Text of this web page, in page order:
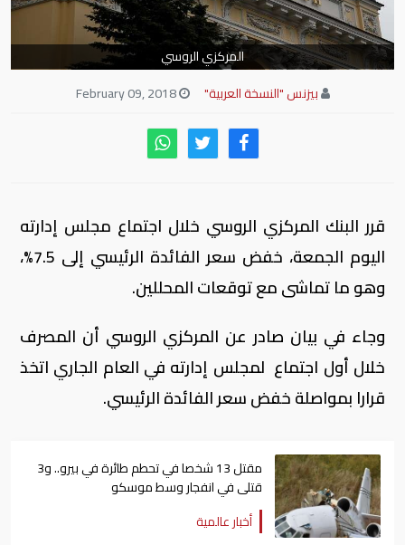
المركزي الروسي
بيزنس "النسخة العربية"
February 09, 2018
قرر البنك المركزي الروسي خلال اجتماع مجلس إدارته
اليوم الجمعة، خفض سعر الفائدة الرئيسي إلى 7.5%،
وهو ما تماشى مع توقعات المحللين.
وجاء في بيان صادر عن المركزي الروسي أن المصرف
خلال أول اجتماع لمجلس إدارته في العام الجاري اتخذ
قرارا بمواصلة خفض سعر الفائدة الرئيسي.
مقتل 13 شخصا في تحطم طائرة في بيرو.. و3
قتلى في انفجار وسط موسكو
أخبار عالمية